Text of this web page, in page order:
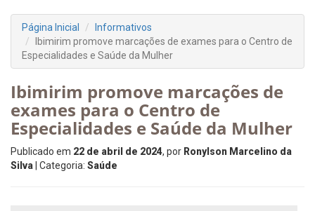
Página Inicial
Informativos
Ibimirim promove marcações de exames para o Centro de
Especialidades e Saúde da Mulher
Ibimirim promove marcações de
exames para o Centro de
Especialidades e Saúde da Mulher
Publicado em 22 de abril de 2024, por Ronylson Marcelino da
Silva | Categoria: Saúde